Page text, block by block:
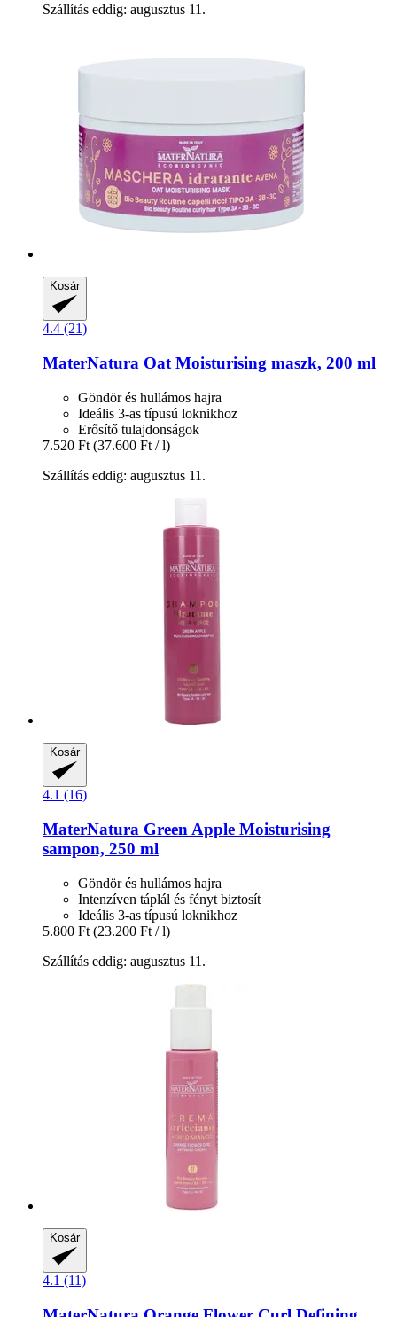
Szállítás eddig: augusztus 11.
Kosár
4.4 (21)
MaterNatura Oat Moisturising maszk, 200 ml
Göndör és hullámos hajra
Ideális 3-as típusú loknikhoz
Erősítő tulajdonságok
7.520 Ft (37.600 Ft / l)
Szállítás eddig: augusztus 11.
Kosár
4.1 (16)
MaterNatura Green Apple Moisturising
sampon, 250 ml
Göndör és hullámos hajra
Intenzíven táplál és fényt biztosít
Ideális 3-as típusú loknikhoz
5.800 Ft (23.200 Ft / l)
Szállítás eddig: augusztus 11.
Kosár
4.1 (11)